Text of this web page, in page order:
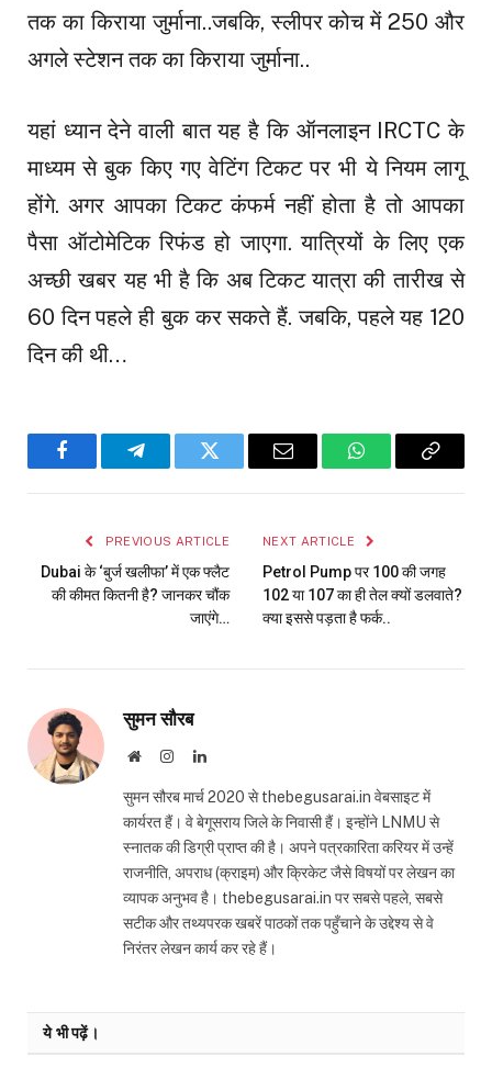
तक का किराया जुर्माना..जबकि, स्लीपर कोच में ₹250 और
अगले स्टेशन तक का किराया जुर्माना..
यहां ध्यान देने वाली बात यह है कि ऑनलाइन IRCTC के
माध्यम से बुक किए गए वेटिंग टिकट पर भी ये नियम लागू
होंगे. अगर आपका टिकट कंफर्म नहीं होता है तो आपका
पैसा ऑटोमेटिक रिफंड हो जाएगा. यात्रियों के लिए एक
अच्छी खबर यह भी है कि अब टिकट यात्रा की तारीख से
60 दिन पहले ही बुक कर सकते हैं. जबकि, पहले यह 120
दिन की थी…
FacebookTelegramTwitter Email WhatsAppCopy
PREVIOUS ARTICLE
Dubai के ‘बुर्ज खलीफा’ में एक फ्लैट
की कीमत क‍ितनी है? जानकर चौंक
जाएंगे…
NEXT ARTICLE
Petrol Pump पर ₹100 की जगह
102 या 107 का ही तेल क्‍यों डलवाते?
क्‍या इससे पड़ता है फर्क..
सुमन सौरब
WebsiteInstagramLinkedIn
सुमन सौरब मार्च 2020 से thebegusarai.in वेबसाइट में
कार्यरत हैं। वे बेगूसराय जिले के निवासी हैं। इन्होंने LNMU से
स्नातक की डिग्री प्राप्त की है। अपने पत्रकारिता करियर में उन्हें
राजनीति, अपराध (क्राइम) और क्रिकेट जैसे विषयों पर लेखन का
व्यापक अनुभव है। thebegusarai.in पर सबसे पहले, सबसे
सटीक और तथ्यपरक खबरें पाठकों तक पहुँचाने के उद्देश्य से वे
निरंतर लेखन कार्य कर रहे हैं।
ये भी पढ़ें।